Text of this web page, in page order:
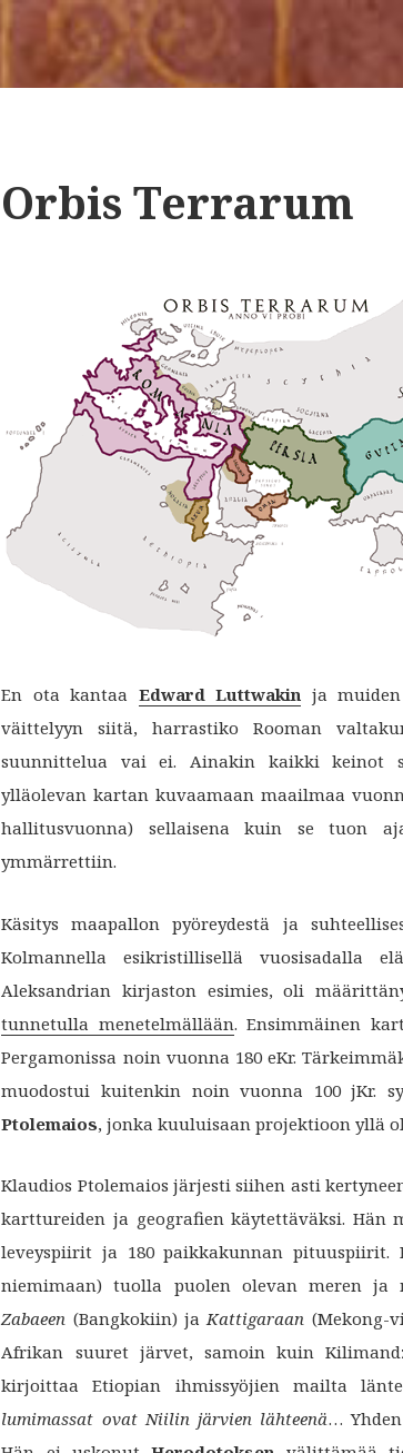
Orbis Terrarum
En ota kantaa Edward Luttwakin ja
väittelyyn siitä, harrastiko Rooman
suunnittelua vai ei. Ainakin kaikki keinot
ylläolevan kartan kuvaamaan maailmaa
hallitusvuonna) sellaisena kuin se tuon
ymmärrettiin.
Käsitys maapallon pyöreydestä ja
Kolmannella esikristillisellä vuosisadalla
Aleksandrian kirjaston esimies, oli
tunnetulla menetelmällään. Ensimmäinen
Pergamonissa noin vuonna 180 eKr.
muodostui kuitenkin noin vuonna 100 jKr.
Ptolemaios, jonka kuuluisaan projektioon yllä
Klaudios Ptolemaios järjesti siihen asti
karttureiden ja geografien käytettäväksi. Hän
leveyspiirit ja 180 paikkakunnan pituuspiirit.
niemimaan) tuolla puolen olevan meren ja
Zabaeen (Bangkokiin) ja Kattigaraan (Mekong-
Afrikan suuret järvet, samoin kuin
kirjoittaa Etiopian ihmissyöjien mailta
lumimassat ovat Niilin järvien lähteenä…